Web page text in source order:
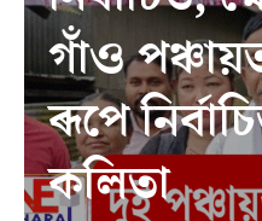
গাঁও
ৰূপে
কলিতা